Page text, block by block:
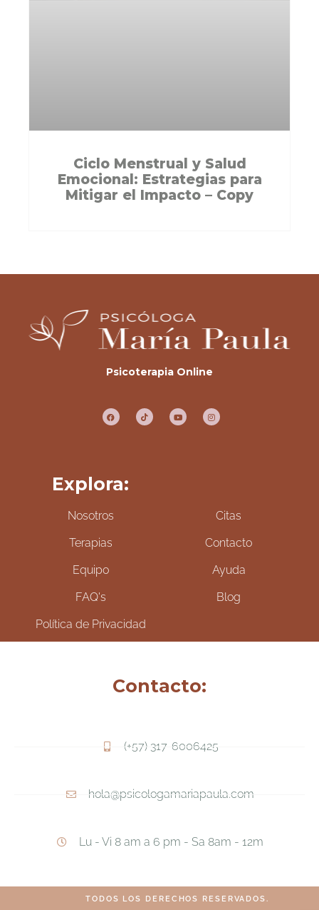
Ciclo Menstrual y Salud
Emocional: Estrategias para
Mitigar el Impacto – Copy
Psicoterapia Online
Explora:
Nosotros
Terapias
Equipo
FAQ's
Política de Privacidad
Citas
Contacto
Ayuda
Blog
Contacto:
(+57) 317-6006425
hola@psicologamariapaula.com
Lu - Vi 8 am a 6 pm - Sa 8am - 12m
TODOS LOS DERECHOS RESERVADOS.